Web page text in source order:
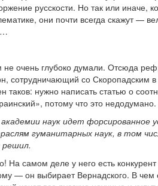
русскости. Но так или иначе,
они почти всегда скажут —
очень глубоко думали. Отсюда
сотрудничающий со Скоропадским
таков: нужно написать статью о
потому что это недодумано.
наук идет форсированное
гуманитарных наук, в том
решил.
На самом деле у него есть
— он выбирает Вернадского. В чем